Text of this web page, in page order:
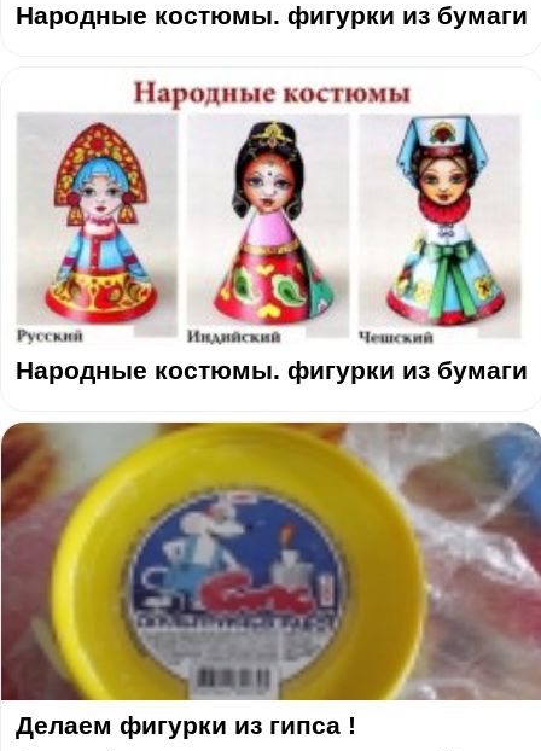
Народные костюмы. фигурки из бумаги
Народные костюмы. фигурки из бумаги
Делаем фигурки из гипса !